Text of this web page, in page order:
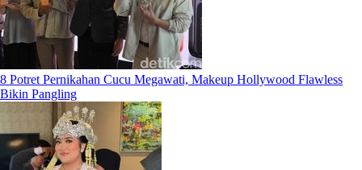
8 Potret Pernikahan Cucu Megawati, Makeup Hollywood Flawless
Bikin Pangling